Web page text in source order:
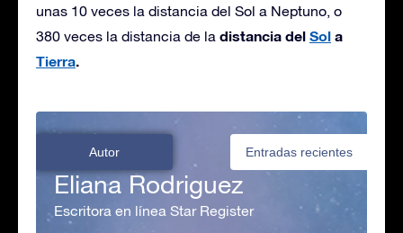
unas 10 veces la distancia del Sol a Neptuno, o
380 veces la distancia de la distancia del Sol a
Tierra.
Autor Entradas recientes
Eliana Rodriguez
Escritora en línea Star Register